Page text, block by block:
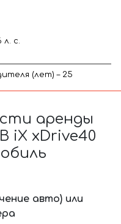
с.
(лет) – 25
аренды
iX xDrive40
авто) или